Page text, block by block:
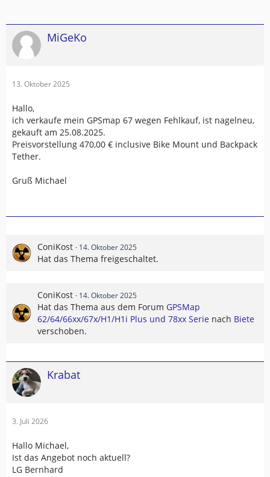
MiGeKo
13. Oktober 2025
Hallo,
ich verkaufe mein GPSmap 67 wegen Fehlkauf, ist nagelneu,
gekauft am 25.08.2025.
Preisvorstellung 470,00 € inclusive Bike Mount und Backpack
Tether.
Gruß Michael
ConiKost 14. Oktober 2025
Hat das Thema freigeschaltet.
ConiKost 14. Oktober 2025
Hat das Thema aus dem Forum GPSMap
62/64/66xx/67x/H1/H1i Plus und 78xx Serie nach Biete
verschoben.
Krabat
3. Juli 2026
Hallo Michael,
Ist das Angebot noch aktuell?
LG Bernhard